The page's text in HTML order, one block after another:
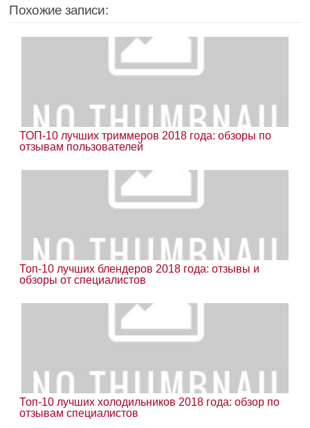
Похожие записи:
ТОП-10 лучших триммеров 2018 года: обзоры по
отзывам пользователей
Топ-10 лучших блендеров 2018 года: отзывы и
обзоры от специалистов
Топ-10 лучших холодильников 2018 года: обзор по
отзывам специалистов